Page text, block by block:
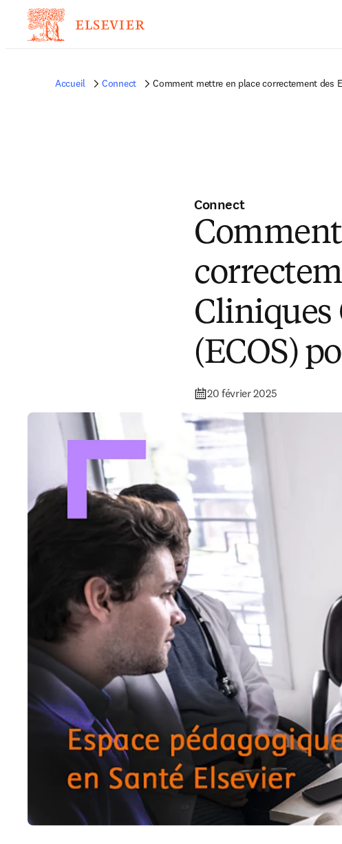
Accueil Connect Comment mettre en place correctement des
Connect
Cliniques
(ECOS)
20 février 2025